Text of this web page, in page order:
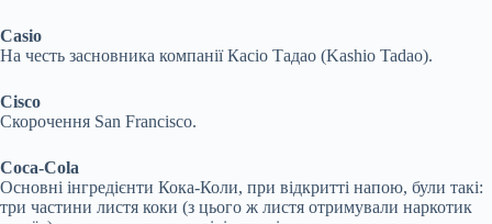
Casio
На честь засновника компанії Касіо Тадао (Kashio Tadao).
Cisco
Скорочення San Francisco.
Coca-Cola
Основні інгредієнти Кока-Коли, при відкритті напою, були такі:
три частини листя коки (з цього ж листя отримували наркотик